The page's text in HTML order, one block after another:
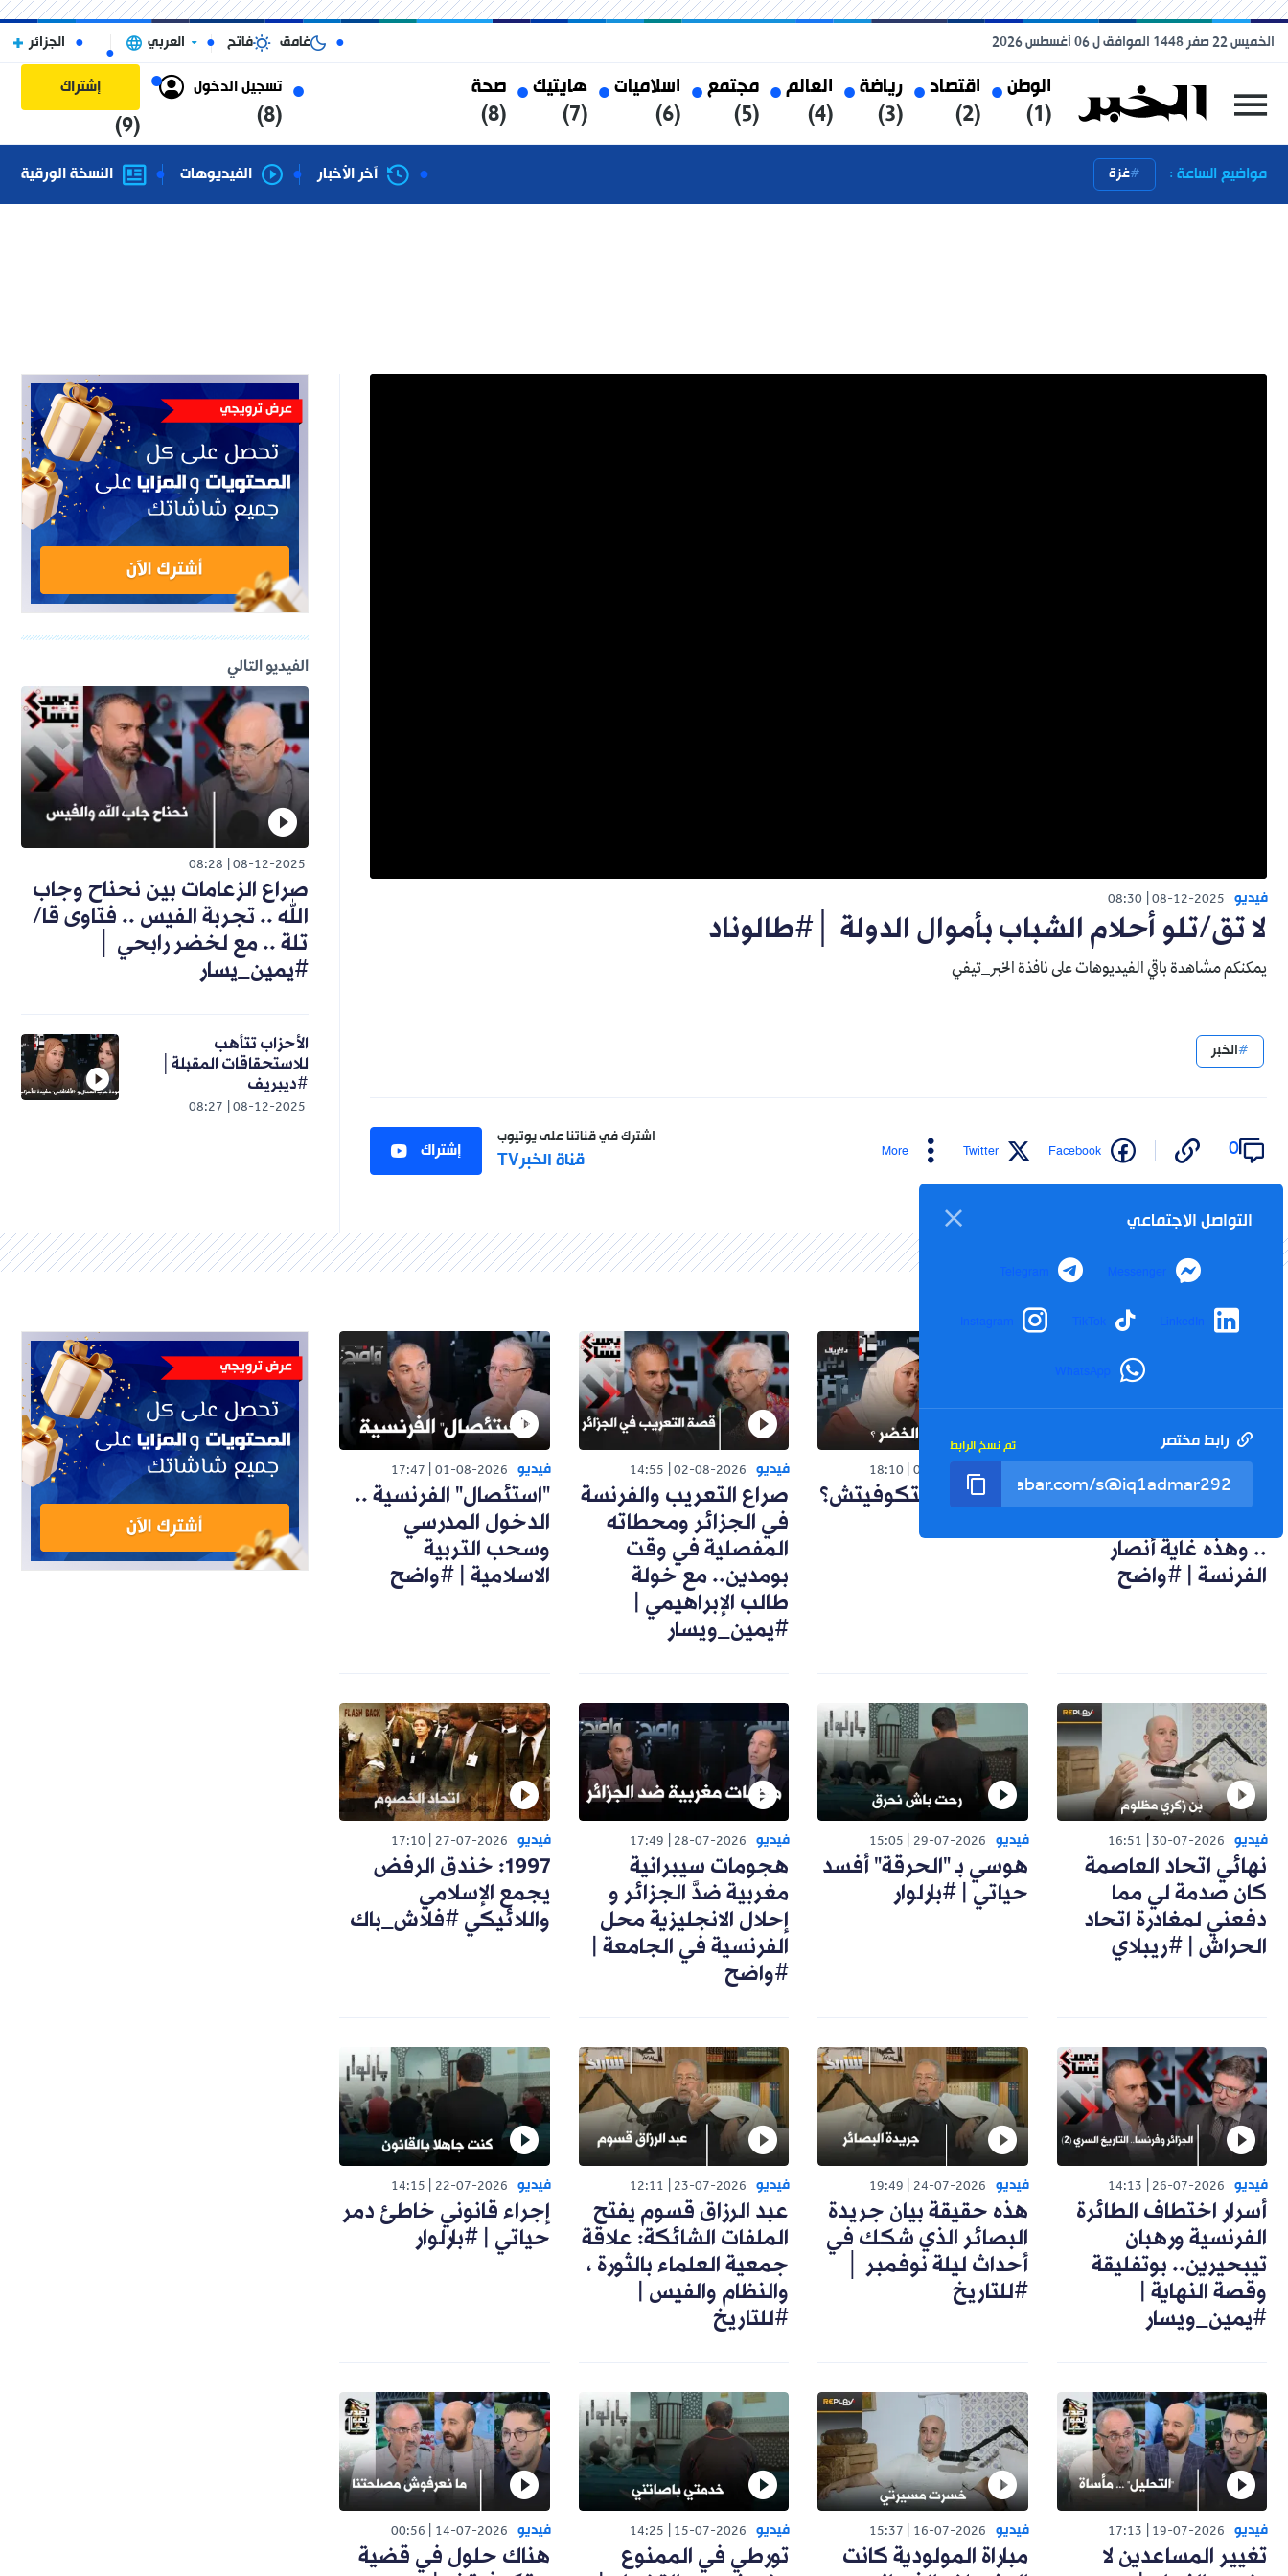
الوطن
(1)
اقتصاد
(2)
رياضة
(3)
العالم
(4)
مجتمع
(5)
اسلاميات
(6)
هايتيك
(7)
صحة
(8)
تسجيل الدخول
(8)
إشتراك
(9)
الخميس 22 صفر 1448 الموافق ل 06 أغسطس 2026 غامق فاتح العربي الجزائر
مواضيع الساعة : غزة آخر الأخبار الفيديوهات النسخة الورقية
فيديو 08-12-2025
08:30
لا تق/تلو أحلام الشباب بأموال الدولة │#طالوناد
يمكنكم مشاهدة باقي الفيديوهات على نافذة الخبر_تيفي
الخبر
0
Facebook
Twitter
More
التواصل الاجتماعي
Messenger
Telegram
LinkedIn
TikTok
Instagram
WhatsApp
رابط مختصر تم نسخ الرابط
اشترك في قناتنا على يوتيوب
قناة الخبرTV إشتراك
الفيديو التالي
08-12-2025
08:28
صراع الزعامات بين نحناح وجاب
الله .. تجربة الفيس .. فتاوى قا/
تلة .. مع لخضر رابحي │
#يمين_يسار
08-12-2025
08:27
الأحزاب تتأهب
للاستحقاقات المقبلة│
#ديبريف
فيديو
مسعود عمراوي: كتب
.. وهذه غاية أنصار
الفرنسة | #واضح
فيديو 03-08-2026
18:10
كيف رحل بيتكوفيتش؟
فيديو 02-08-2026
14:55
صراع التعريب والفرنسة
في الجزائر ومحطاته
المفصلية في وقت
بومدين.. مع خولة
طالب الإبراهيمي |
#يمين_ويسار
فيديو 01-08-2026
17:47
"استئصال" الفرنسية ..
الدخول المدرسي
وسحب التربية
الاسلامية | #واضح
فيديو 30-07-2026
16:51
نهائي اتحاد العاصمة
كان صدمة لي مما
دفعني لمغادرة اتحاد
الحراش | #ريبلاي
فيديو 29-07-2026
15:05
هوسي بـ "الحرقة" أفسد
حياتي | #بارلوار
فيديو 28-07-2026
17:49
هجومات سيبرانية
مغربية ضدَّ الجزائر و
إحلال الانجليزية محل
الفرنسية في الجامعة |
#واضح
فيديو 27-07-2026
17:10
1997: خندق الرفض
يجمع الإسلامي
واللائيكي #فلاش_باك
فيديو 26-07-2026
14:13
أسرار اختطاف الطائرة
الفرنسية ورهبان
تيبحيرين.. بوتفليقة
وقصة النهاية |
#يمين_ويسار
فيديو 24-07-2026
19:49
هذه حقيقة بيان جريدة
البصائر الذي شكك في
أحداث ليلة نوفمبر │
#للتاريخ
فيديو 23-07-2026
12:11
عبد الرزاق قسوم يفتح
الملفات الشائكة: علاقة
جمعية العلماء بالثورة ،
والنظام والفيس |
#للتاريخ
فيديو 22-07-2026
14:15
إجراء قانوني خاطئ دمر
حياتي | #بارلوار
فيديو 19-07-2026
17:13
تغيير المساعدين لا
فيديو 16-07-2026
15:37
مباراة المولودية كانت
فيديو 15-07-2026
14:25
تورطي في الممنوع
فيديو 14-07-2026
00:56
هناك حلول في قضية